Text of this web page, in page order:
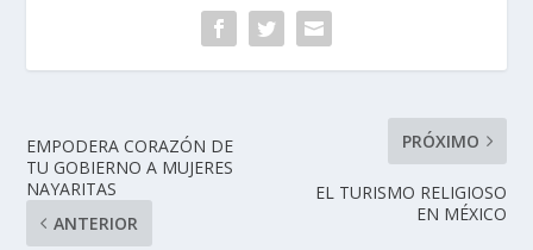
EMPODERA CORAZÓN DE
TU GOBIERNO A MUJERES
NAYARITAS
ANTERIOR
PRÓXIMO
EL TURISMO RELIGIOSO
EN MÉXICO